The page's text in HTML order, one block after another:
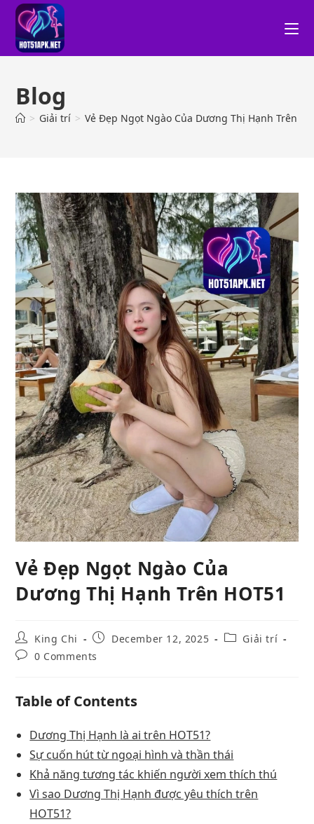
Blog
> Giải trí > Vẻ Đẹp Ngọt Ngào Của Dương Thị Hạnh Trên
Vẻ Đẹp Ngọt Ngào Của
Dương Thị Hạnh Trên HOT51
King Chi December 12, 2025
Giải trí
0 Comments
Table of Contents
Dương Thị Hạnh là ai trên HOT51?
Sự cuốn hút từ ngoại hình và thần thái
Khả năng tương tác khiến người xem thích thú
Vì sao Dương Thị Hạnh được yêu thích trên
HOT51?